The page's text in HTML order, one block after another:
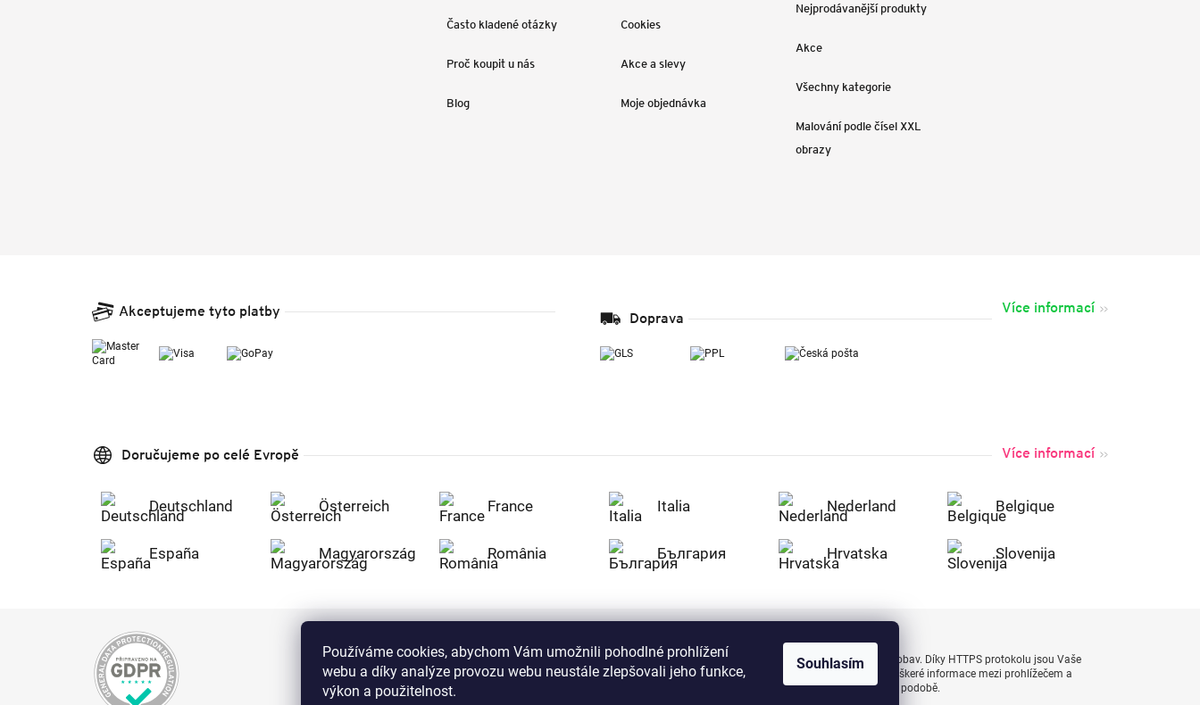
Používáme cookies, abychom Vám umožnili pohodlné prohlížení
webu a díky analýze provozu webu neustále zlepšovali jeho funkce,
výkon a použitelnost.
Souhlasím
Často kladené otázky
Proč koupit u nás
Blog
Cookies
Akce a slevy
Moje objednávka
Nejprodávanější produkty
Akce
Všechny kategorie
Malování podle čísel XXL
obrazy
Akceptujeme tyto platby Doprava
Více informací
Doručujeme po celé Evropě Více informací
Deutschland Österreich France Italia Nederland Belgique
España Magyarország România България Hrvatska Slovenija
Nakupujte na Zuty bezpečně a bez obav. Díky HTTPS protokolu jsou Vaše
citlivá data v naprostém bezpečí, veškeré informace mezi prohlížečem a
serverem se přenášejí v zašifrované podobě.